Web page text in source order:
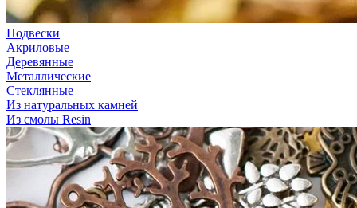
Подвески
Акриловые
Деревянные
Металлические
Стеклянные
Из натуральных камней
Из смолы Resin